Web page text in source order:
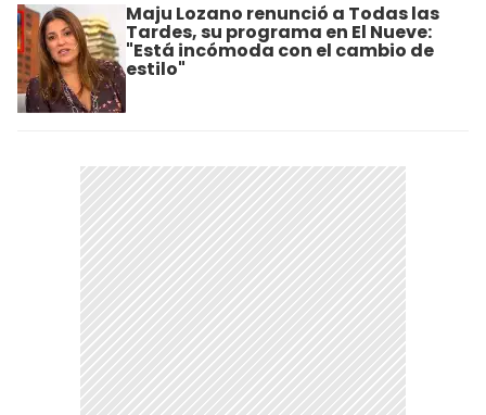
Maju Lozano renunció a Todas las
Tardes, su programa en El Nueve:
"Está incómoda con el cambio de
estilo"